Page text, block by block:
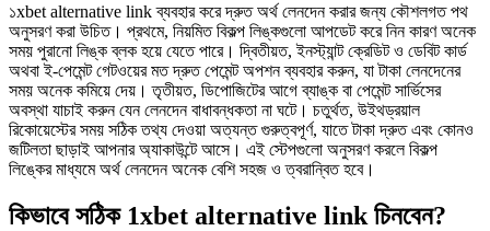
১xbet alternative link ব্যবহার করে দ্রুত অর্থ লেনদেন করার জন্য কৌশলগত পথ
অনুসরণ করা উচিত। প্রথমে, নিয়মিত বিকল্প লিঙ্কগুলো আপডেট করে নিন কারণ অনেক
সময় পুরানো লিঙ্ক ব্লক হয়ে যেতে পারে। দ্বিতীয়ত, ইনস্ট্যান্ট ক্রেডিট ও ডেবিট কার্ড
অথবা ই-পেমেন্ট গেটওয়ের মত দ্রুত পেমেন্ট অপশন ব্যবহার করুন, যা টাকা লেনদেনের
সময় অনেক কমিয়ে দেয়। তৃতীয়ত, ডিপোজিটের আগে ব্যাঙ্ক বা পেমেন্ট সার্ভিসের
অবস্থা যাচাই করুন যেন লেনদেন বাধাবন্ধকতা না ঘটে। চতুর্থত, উইথড্রয়াল
রিকোয়েস্টের সময় সঠিক তথ্য দেওয়া অত্যন্ত গুরুত্বপূর্ণ, যাতে টাকা দ্রুত এবং কোনও
জটিলতা ছাড়াই আপনার অ্যাকাউন্টে আসে। এই স্টেপগুলো অনুসরণ করলে বিকল্প
লিঙ্কের মাধ্যমে অর্থ লেনদেন অনেক বেশি সহজ ও ত্বরান্বিত হবে।
কিভাবে সঠিক 1xbet alternative link চিনবেন?